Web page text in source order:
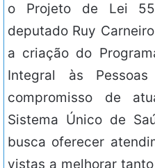
o Projeto de Lei
deputado Ruy
a criação do
Integral às
compromisso de
Sistema Único de
busca oferecer
vistas a melhorar